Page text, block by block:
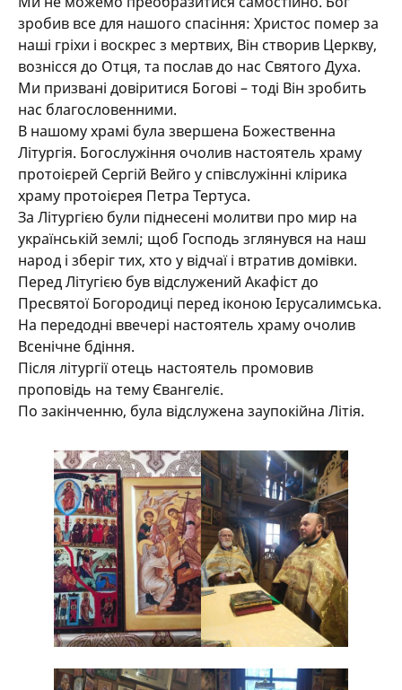
зробив все для нашого спасіння: Христос помер за
наші гріхи і воскрес з мертвих, Він створив Церкву,
вознісся до Отця, та послав до нас Святого Духа.
Ми призвані довіритися Богові – тоді Він зробить
нас благословенними.
В нашому храмі була звершена Божественна
Літургія. Богослужіння очолив настоятель храму
протоієрей Сергій Вейго у співслужінні клірика
храму протоієрея Петра Тертуса.
За Літургією були піднесені молитви про мир на
українській землі; щоб Господь зглянувся на наш
народ і зберіг тих, хто у відчаї і втратив домівки.
Перед Літугією був відслужений Акафіст до
Пресвятої Богородиці перед іконою Ієрусалимська.
На передодні ввечері настоятель храму очолив
Всенічне бдіння.
Після літургії отець настоятель промовив
проповідь на тему Євангеліє.
По закінченню, була відслужена заупокійна Літія.